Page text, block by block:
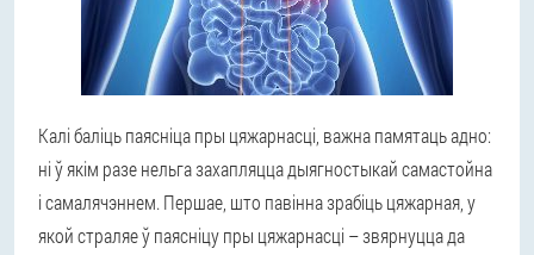
Калі баліць паясніца пры цяжарнасці, важна памятаць адно:
ні ў якім разе нельга захапляцца дыягностыкай самастойна
і самалячэннем. Першае, што павінна зрабіць цяжарная, у
якой страляе ў паясніцу пры цяжарнасці – звярнуцца да